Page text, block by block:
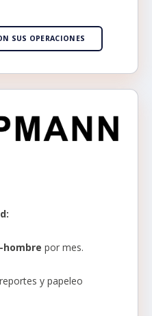
SUS OPERACIONES
hombre por mes.
y papeleo